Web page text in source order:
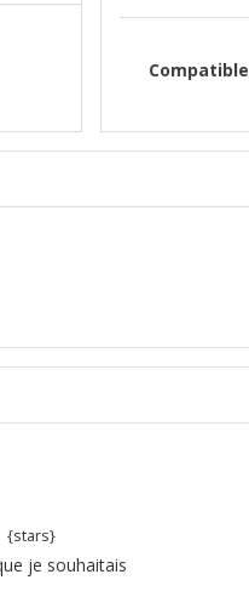
Compatible
{stars}
je souhaitais